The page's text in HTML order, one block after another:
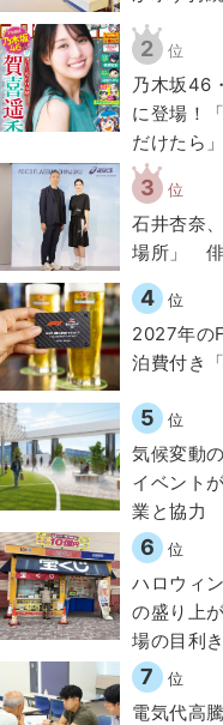
2 位
乃木坂46
に登場！
だけたら」
3 位
石井杏奈
場所」 俳
4 位
2027年の
泊費付き
5 位
気候変動
イベント
業と協力
6 位
ハロウィ
の盛り上
場の目利
7 位
電気代高